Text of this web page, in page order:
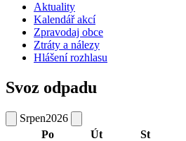
Aktuality
Kalendář akcí
Zpravodaj obce
Ztráty a nálezy
Hlášení rozhlasu
Svoz odpadu
Srpen2026
Po
Út St